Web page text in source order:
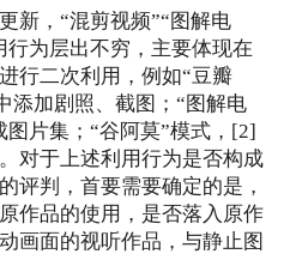
，“混剪视频”“图解电
为层出不穷，主要体现在
行二次利用，例如“豆瓣
添加剧照、截图；“图解电
片集；“谷阿莫”模式，[2]
对于上述利用行为是否构成
评判，首要需要确定的是，
作品的使用，是否落入原作
画面的视听作品，与静止图